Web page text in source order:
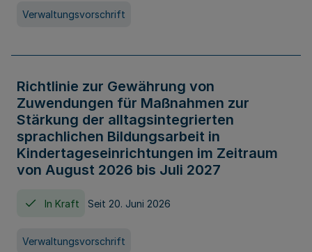
Verwaltungsvorschrift
Richtlinie zur Gewährung von
Zuwendungen für Maßnahmen zur
Stärkung der alltagsintegrierten
sprachlichen Bildungsarbeit in
Kindertageseinrichtungen im Zeitraum
von August 2026 bis Juli 2027
In Kraft Seit 20. Juni 2026
Verwaltungsvorschrift